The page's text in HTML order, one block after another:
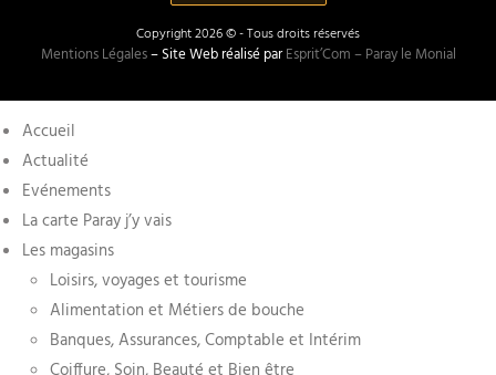
Copyright 2026 © - Tous droits réservés
Mentions Légales– Site Web réalisé parEsprit’Com – Paray le Monial
Accueil
Actualité
Evénements
La carte Paray j’y vais
Les magasins
Loisirs, voyages et tourisme
Alimentation et Métiers de bouche
Banques, Assurances, Comptable et Intérim